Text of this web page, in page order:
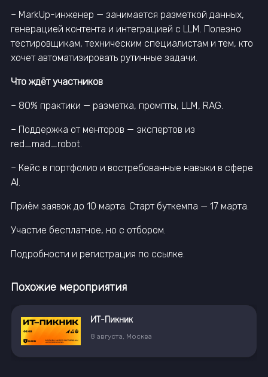
– MarkUp-инженер — занимается разметкой данных,
генерацией контента и интеграцией с LLM. Полезно
тестировщикам, техническим специалистам и тем, кто
хочет автоматизировать рутинные задачи.
Что ждёт участников
– 80% практики — разметка, промпты, LLM, RAG.
– Поддержка от менторов — экспертов из
red_mad_robot.
– Кейс в портфолио и востребованные навыки в сфере
AI.
Приём заявок до 10 марта. Старт буткемпа — 17 марта.
Участие бесплатное, но с отбором.
Подробности и регистрация по ссылке.
Похожие мероприятия
ИТ-Пикник
8 августа Москва